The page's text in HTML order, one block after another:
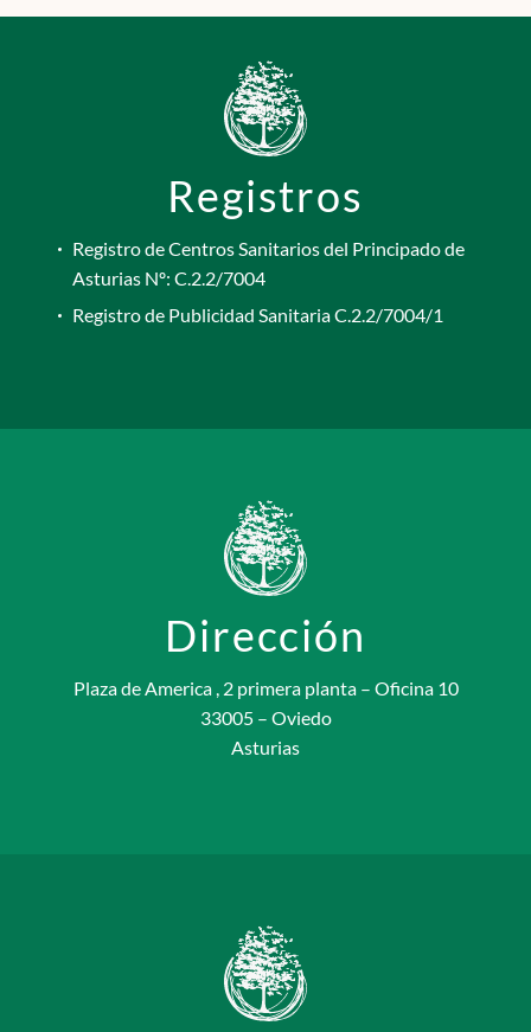
Registros
Registro de Centros Sanitarios del Principado de
Asturias Nº: C.2.2/7004
Registro de Publicidad Sanitaria C.2.2/7004/1
Dirección
Plaza de America , 2 primera planta – Oficina 10
33005 – Oviedo
Asturias